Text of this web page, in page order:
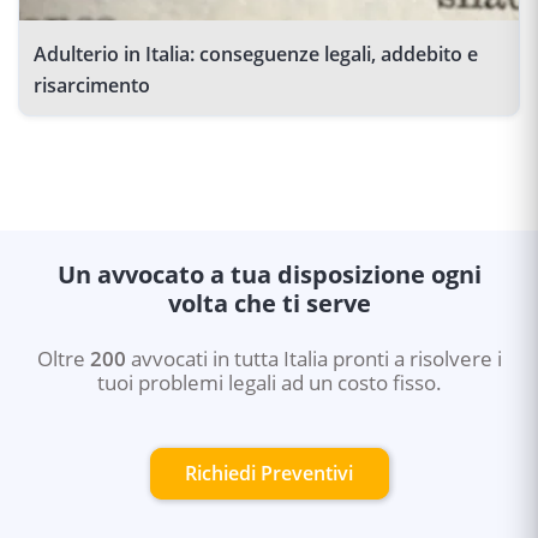
Adulterio in Italia: conseguenze legali, addebito e
risarcimento
Un avvocato a tua disposizione ogni
volta che ti serve
Oltre 200 avvocati in tutta Italia pronti a risolvere i
tuoi problemi legali ad un costo fisso.
Richiedi Preventivi